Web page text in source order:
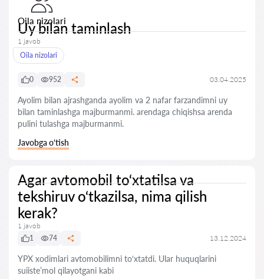
Oila nizolari
Uy bilan taminlash
1 javob
Oila nizolari
0 952 03.04.2025
Ayolim bilan ajrashganda ayolim va 2 nafar farzandimni uy
bilan taminlashga majburmanmi. arendaga chiqishsa arenda
pulini tulashga majburmanmi.
Javobga o‘tish
Agar avtomobil to‘xtatilsa va
tekshiruv o‘tkazilsa, nima qilish
kerak?
1 javob
1
74 13.12.2024
YPX xodimlari avtomobilimni to‘xtatdi. Ular huquqlarini
suiiste’mol qilayotgani kabi